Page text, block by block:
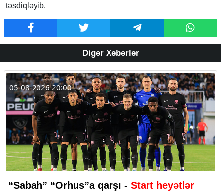
təsdiqləyib.
Digər Xəbərlər
05-08-2026 20:00
“Sabah” “Orhus”a qarşı - Start heyətlər